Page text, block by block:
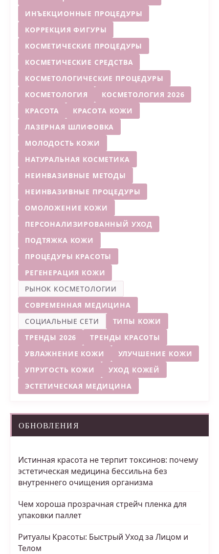
ИНЪЕКЦИОННЫЕ ПРОЦЕДУРЫ
КОРРЕКЦИЯ ФИГУРЫ
КОСМЕТИЧЕСКИЕ ПРОЦЕДУРЫ
КОСМЕТИЧЕСКИЕ СРЕДСТВА
КОСМЕТОЛОГИЧЕСКИЕ ПРОЦЕДУРЫ
КОСМЕТОЛОГИЯ
КОСМЕТОЛОГИЯ 2026
КРАСОТА
КРАСОТА КОЖИ
ЛАЗЕРНАЯ ШЛИФОВКА
МОЛОДОСТЬ КОЖИ
НАТУРАЛЬНАЯ КОСМЕТИКА
НЕИНВАЗИВНЫЕ МЕТОДЫ
НЕИНВАЗИВНЫЕ ПРОЦЕДУРЫ
ОМОЛОЖЕНИЕ КОЖИ
ПЕРСОНАЛИЗИРОВАННЫЙ УХОД
ПОДТЯЖКА КОЖИ
ПРОЦЕДУРЫ КРАСОТЫ
РЕГЕНЕРАЦИЯ КОЖИ
РЫНОК КОСМЕТОЛОГИИ
СОВРЕМЕННАЯ МЕДИЦИНА
СОЦИАЛЬНЫЕ СЕТИ
ТИПЫ КОЖИ
ТРЕНДЫ 2026
ТРЕНДЫ КРАСОТЫ
УВЛАЖНЕНИЕ КОЖИ
УЛУЧШЕНИЕ КОЖИ
УПРУГОСТЬ КОЖИ
УХОД КОЖЕЙ
ЭСТЕТИЧЕСКАЯ МЕДИЦИНА
ОБНОВЛЕНИЯ
Истинная красота не терпит токсинов: почему
эстетическая медицина бессильна без
внутреннего очищения организма
Чем хороша прозрачная стрейч пленка для
упаковки паллет
Ритуалы Красоты: Быстрый Уход за Лицом и
Телом